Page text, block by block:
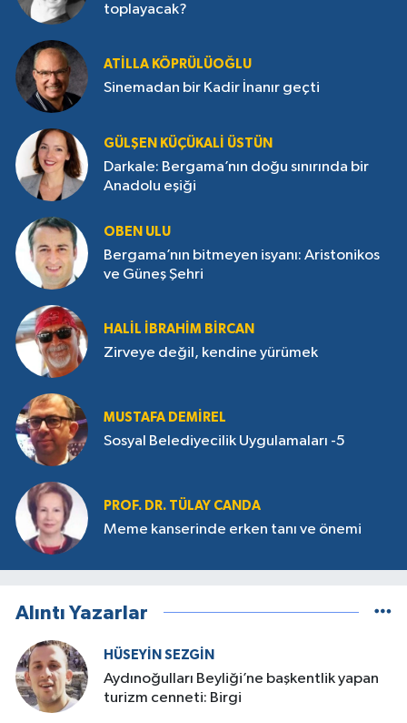
toplayacak?
ATILLA KÖPRÜLÜOĞLU
Sinemadan bir Kadir İnanır geçti
GÜLŞEN KÜÇÜKALI ÜSTÜN
Darkale: Bergama’nın doğu sınırında bir
Anadolu eşiği
OBEN ULU
Bergama’nın bitmeyen isyanı: Aristonikos
ve Güneş Şehri
HALIL İBRAHIM BIRCAN
Zirveye değil, kendine yürümek
MUSTAFA DEMIREL
Sosyal Belediyecilik Uygulamaları -5
PROF. DR. TÜLAY CANDA
Meme kanserinde erken tanı ve önemi
Alıntı Yazarlar
HÜSEYIN SEZGIN
Aydınoğulları Beyliği’ne başkentlik yapan
turizm cenneti: Birgi